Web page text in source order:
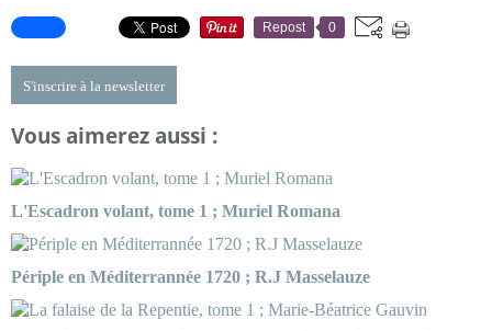
Repost 0
S'inscrire à la newsletter
Vous aimerez aussi :
L'Escadron volant, tome 1 ; Muriel Romana
Périple en Méditerrannée 1720 ; R.J Masselauze